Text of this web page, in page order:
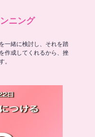
ニング
一緒に検討し、それを踏
作成してくれるから、挫
。